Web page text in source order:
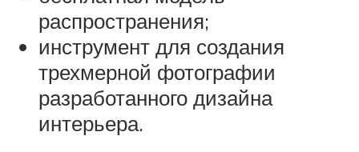
распространения;
инструмент для создания
трехмерной фотографии
разработанного дизайна
интерьера.